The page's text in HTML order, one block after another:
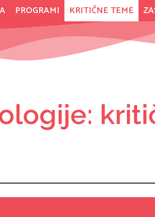
PROGRAMI KRITIČNE TEME